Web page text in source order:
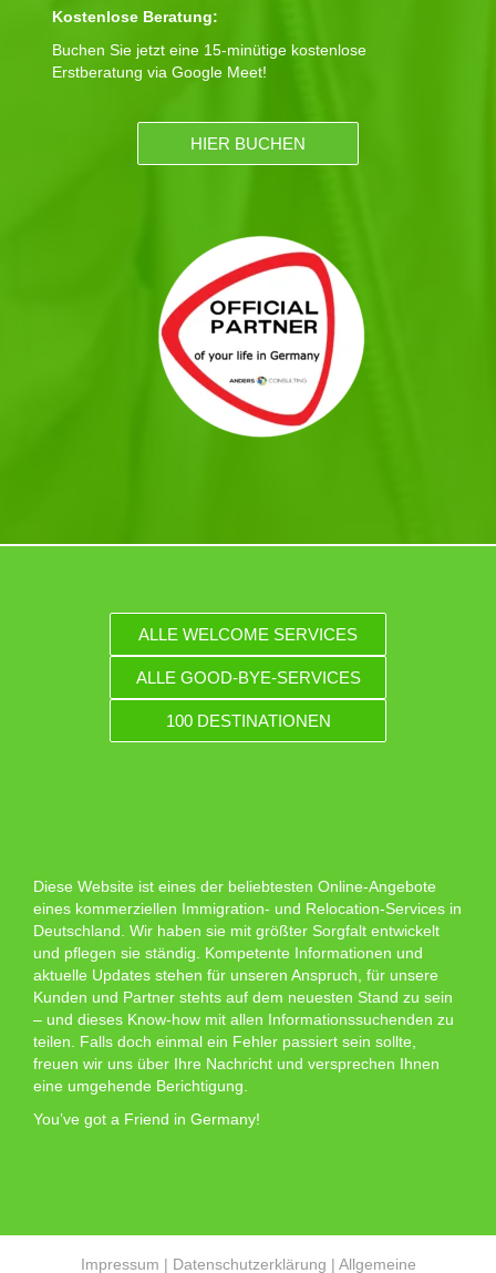
Kostenlose Beratung:
Buchen Sie jetzt eine 15-minütige kostenlose
Erstberatung via Google Meet!
HIER BUCHEN
ALLE WELCOME SERVICES
ALLE GOOD-BYE-SERVICES
100 DESTINATIONEN
Diese Website ist eines der beliebtesten Online-Angebote
eines kommerziellen Immigration- und Relocation-Services in
Deutschland. Wir haben sie mit größter Sorgfalt entwickelt
und pflegen sie ständig. Kompetente Informationen und
aktuelle Updates stehen für unseren Anspruch, für unsere
Kunden und Partner stehts auf dem neuesten Stand zu sein
– und dieses Know-how mit allen Informationssuchenden zu
teilen. Falls doch einmal ein Fehler passiert sein sollte,
freuen wir uns über Ihre Nachricht und versprechen Ihnen
eine umgehende Berichtigung.
You’ve got a Friend in Germany!
Impressum | Datenschutzerklärung | Allgemeine